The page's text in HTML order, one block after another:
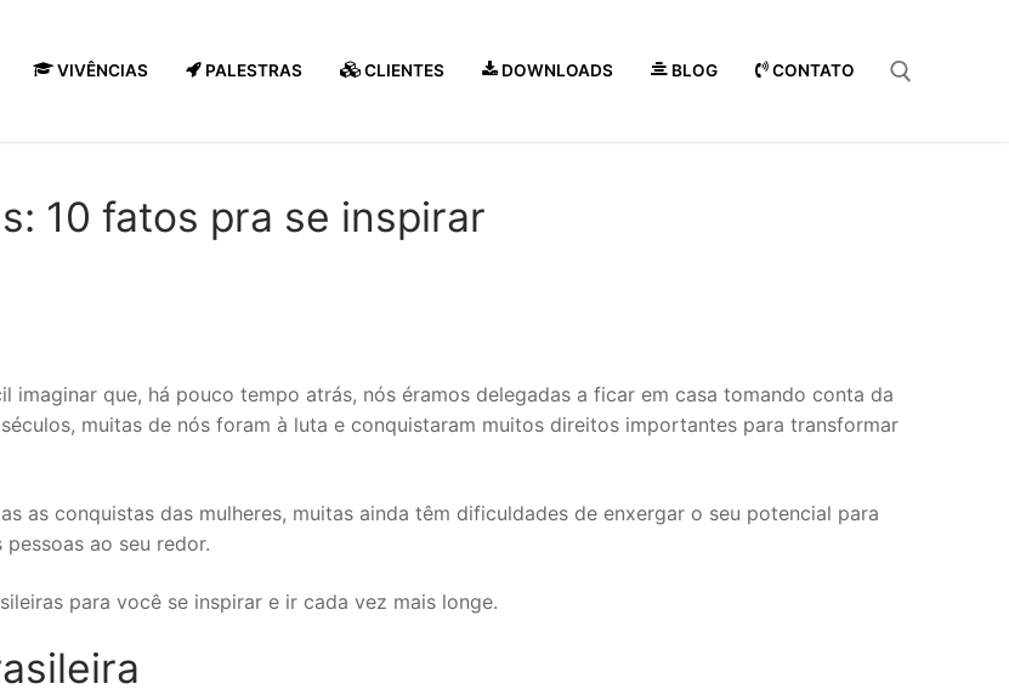
VIVÊNCIAS PALESTRAS CLIENTES DOWNLOADS BLOG CONTATO
10 fatos pra se inspirar
imaginar que, há pouco tempo atrás, nós éramos delegadas a ficar em casa tomando conta da
muitas de nós foram à luta e conquistaram muitos direitos importantes para transformar
as conquistas das mulheres, muitas ainda têm dificuldades de enxergar o seu potencial para
ao seu redor.
para você se inspirar e ir cada vez mais longe.